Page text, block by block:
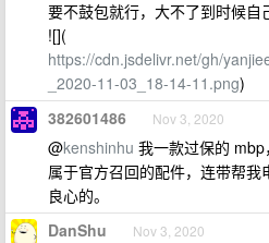
要不鼓包就行，大不了到时候自
![](
https://cdn.jsdelivr.net/gh/
_2020-11-03_18-14-11.png)
382601486 Nov 3, 2020
@kenshinhu 我一款过保的
属于官方召回的配件，连带帮
良心的。
DanShu Nov 3, 2020